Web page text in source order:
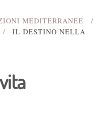
MEDITERRANEE
IL DESTINO NELLA